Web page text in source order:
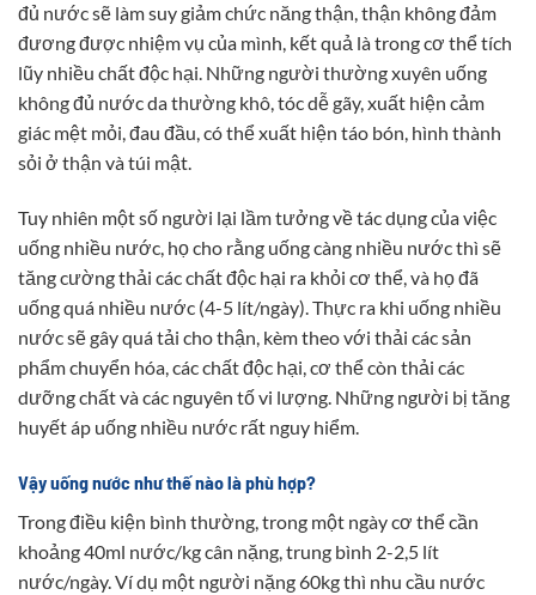
đủ nước sẽ làm suy giảm chức năng thận, thận không đảm
đương được nhiệm vụ của mình, kết quả là trong cơ thể tích
lũy nhiều chất độc hại. Những người thường xuyên uống
không đủ nước da thường khô, tóc dễ gãy, xuất hiện cảm
giác mệt mỏi, đau đầu, có thể xuất hiện táo bón, hình thành
sỏi ở thận và túi mật.
Tuy nhiên một số người lại lầm tưởng về tác dụng của việc
uống nhiều nước, họ cho rằng uống càng nhiều nước thì sẽ
tăng cường thải các chất độc hại ra khỏi cơ thể, và họ đã
uống quá nhiều nước (4-5 lít/ngày). Thực ra khi uống nhiều
nước sẽ gây quá tải cho thận, kèm theo với thải các sản
phẩm chuyển hóa, các chất độc hại, cơ thể còn thải các
dưỡng chất và các nguyên tố vi lượng. Những người bị tăng
huyết áp uống nhiều nước rất nguy hiểm.
Vậy uống nước như thế nào là phù hợp?
Trong điều kiện bình thường, trong một ngày cơ thể cần
khoảng 40ml nước/kg cân nặng, trung bình 2-2,5 lít
nước/ngày. Ví dụ một người nặng 60kg thì nhu cầu nước